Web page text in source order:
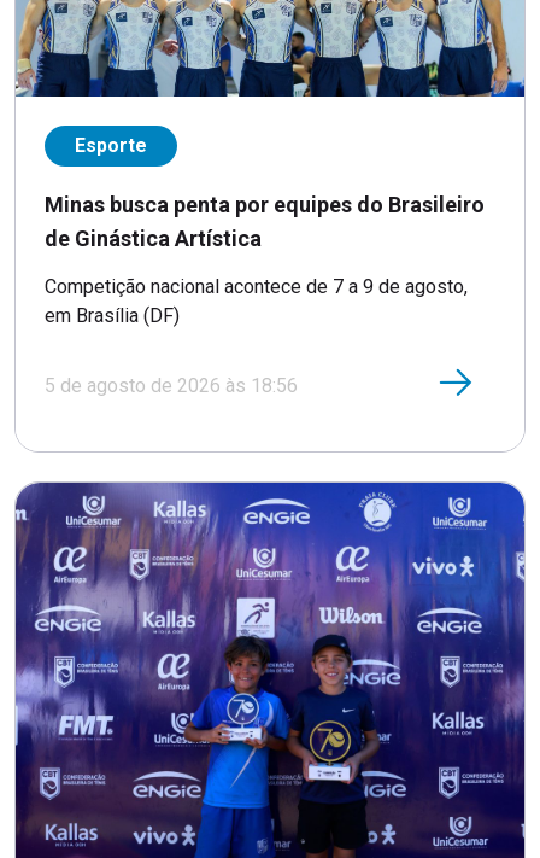
Esporte
Minas busca penta por equipes do Brasileiro
de Ginástica Artística
Competição nacional acontece de 7 a 9 de agosto,
em Brasília (DF)
5 de agosto de 2026 às 18:56